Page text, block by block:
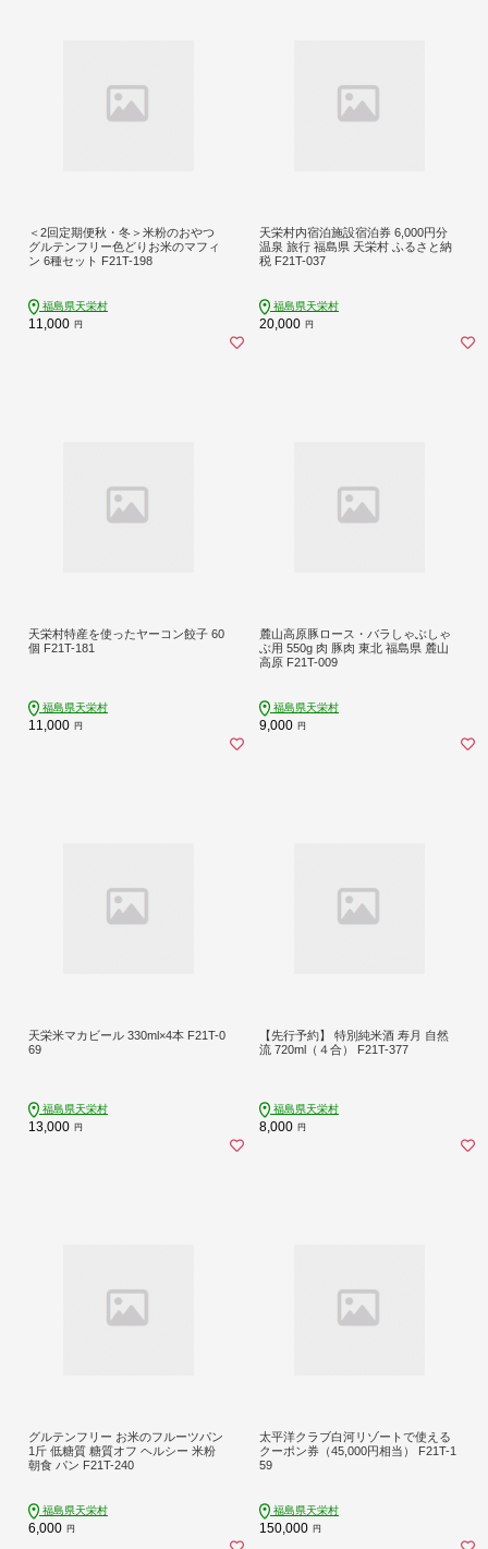
＜2回定期便秋・冬＞米粉のおやつ
グルテンフリー色どりお米のマフィ
ン 6種セット F21T-198
福島県天栄村
11,000 円
天栄村内宿泊施設宿泊券 6,000円分
温泉 旅行 福島県 天栄村 ふるさと納
税 F21T-037
福島県天栄村
20,000 円
天栄村特産を使ったヤーコン餃子 60
個 F21T-181
福島県天栄村
11,000 円
麓山高原豚ロース・バラしゃぶしゃ
ぶ用 550g 肉 豚肉 東北 福島県 麓山
高原 F21T-009
福島県天栄村
9,000 円
天栄米マカビール 330ml×4本 F21T-0
69
福島県天栄村
13,000 円
【先行予約】 特別純米酒 寿月 自然
流 720ml（４合） F21T-377
福島県天栄村
8,000 円
グルテンフリー お米のフルーツパン
1斤 低糖質 糖質オフ ヘルシー 米粉
朝食 パン F21T-240
福島県天栄村
6,000 円
太平洋クラブ白河リゾートで使える
クーポン券（45,000円相当） F21T-1
59
福島県天栄村
150,000 円